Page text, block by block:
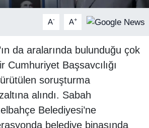
A- A+
da aralarında bulunduğu çok
Cumhuriyet Başsavcılığı
soruşturma
alındı. Sabah
Belediyesi’ne
belediye binasında